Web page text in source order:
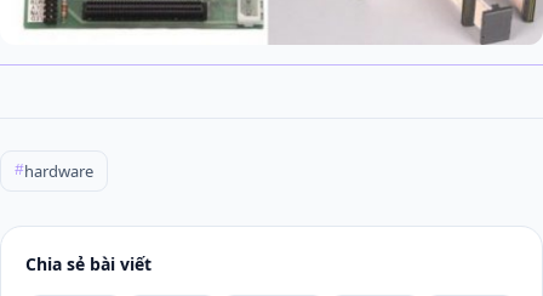
#hardware
Chia sẻ bài viết